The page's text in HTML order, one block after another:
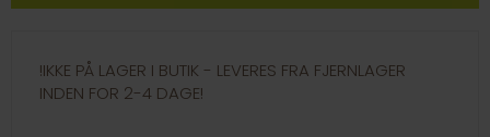
!IKKE PÅ LAGER I BUTIK - LEVERES FRA FJERNLAGER
INDEN FOR 2-4 DAGE!